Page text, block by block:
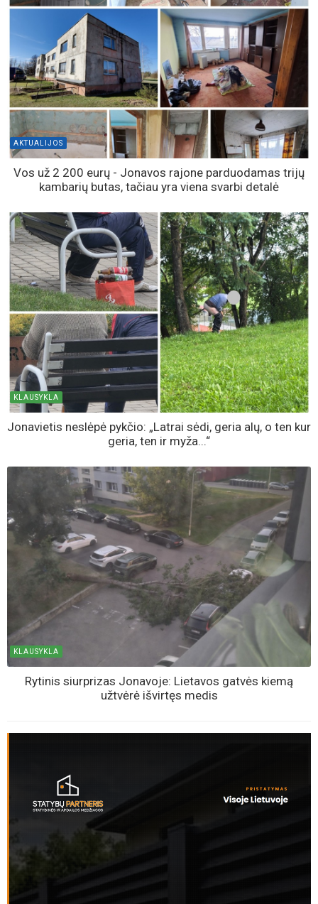
AKTUALIJOS
Vos už 2 200 eurų - Jonavos rajone parduodamas trijų
kambarių butas, tačiau yra viena svarbi detalė
KLAUSYKLA
Jonavietis neslėpė pykčio: „Latrai sėdi, geria alų, o ten kur
geria, ten ir myža...“
KLAUSYKLA
Rytinis siurprizas Jonavoje: Lietavos gatvės kiemą
užtvėrė išvirtęs medis